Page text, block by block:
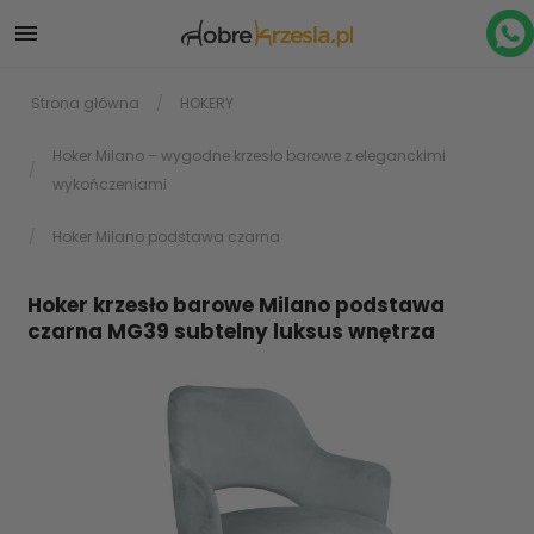

Strona główna HOKERY
Hoker Milano – wygodne krzesło barowe z eleganckimi
wykończeniami
Hoker Milano podstawa czarna
Hoker krzesło barowe Milano podstawa
czarna MG39 subtelny luksus wnętrza